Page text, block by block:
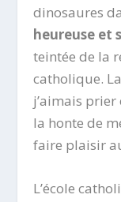
dinosaures
heureuse et
teintée de la
catholique.
j’aimais prier
la honte de
faire plaisir
L’école